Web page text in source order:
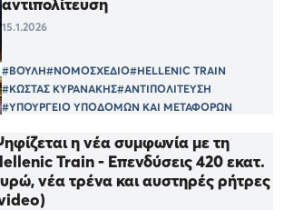
αντιπολίτευση
15.1.2026
#ΒΟΥΛΗ#ΝΟΜΟΣΧΕΔΙΟ#HELLENIC TRAIN
#ΚΩΣΤΑΣ ΚΥΡΑΝΑΚΗΣ#ΑΝΤΙΠΟΛΙΤΕΥΣΗ
#ΥΠΟΥΡΓΕΙΟ ΥΠΟΔΟΜΩΝ ΚΑΙ ΜΕΤΑΦΟΡΩΝ
η νέα συμφωνία με τη
Train - Επενδύσεις 420 εκατ.
νέα τρένα και αυστηρές ρήτρες